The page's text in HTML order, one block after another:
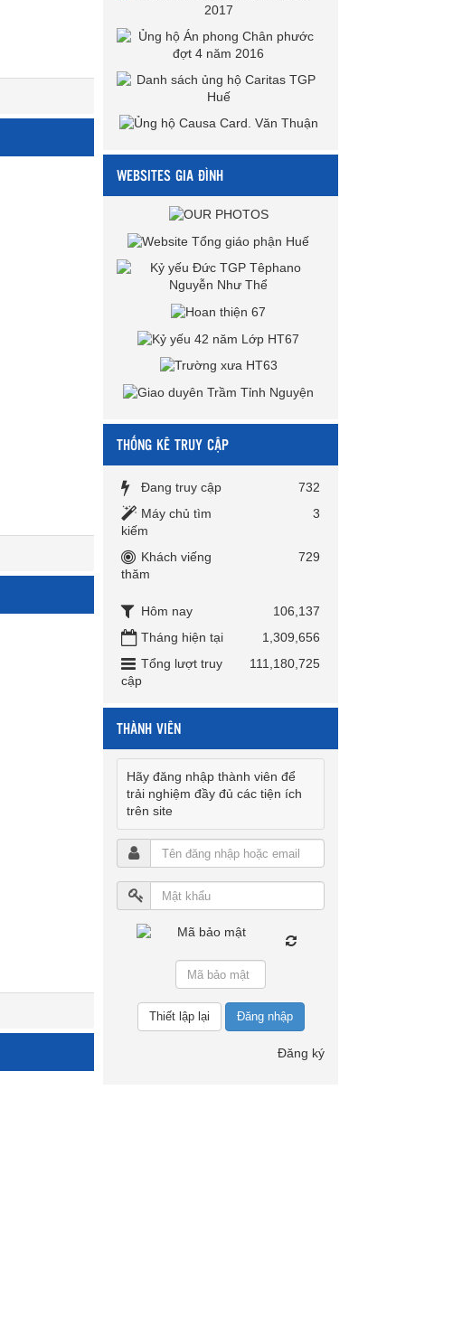
WEBSITES GIA ĐÌNH
THỐNG KÊ TRUY CẬP
Đang truy cập
732
Máy chủ tìm
kiếm
3
Khách viếng
thăm
729
Hôm nay
106,137
Tháng hiện tại
1,309,656
Tổng lượt truy
cập
111,180,725
THÀNH VIÊN
Hãy đăng nhập thành viên để
trải nghiệm đầy đủ các tiện ích
trên site
Đăng nhập
Đăng ký